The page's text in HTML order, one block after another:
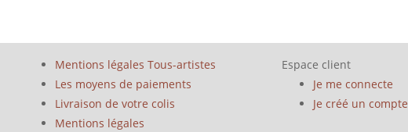
Mentions légales Tous-artistes
Les moyens de paiements
Livraison de votre colis
Mentions légales
Espace client
Je me connecte
Je créé un compte